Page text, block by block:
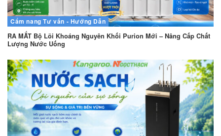
Cẩm nang Tư vấn - Hướng Dẫn
RA MẮT Bộ Lõi Khoáng Nguyên Khối Purion Mới – Nâng Cấp Chất
Lượng Nước Uống